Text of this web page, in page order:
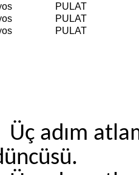
PULAT
PULAT
PULAT
Üç adım